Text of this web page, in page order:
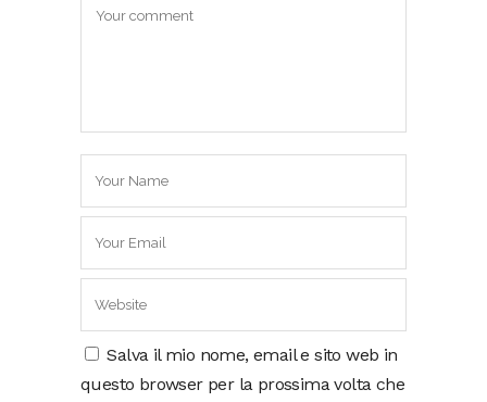
Salva il mio nome, email e sito web in
questo browser per la prossima volta che